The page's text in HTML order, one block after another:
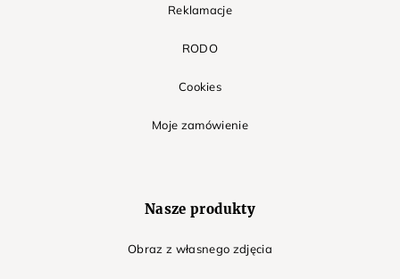
Reklamacje
RODO
Cookies
Moje zamówienie
Nasze produkty
Obraz z własnego zdjęcia